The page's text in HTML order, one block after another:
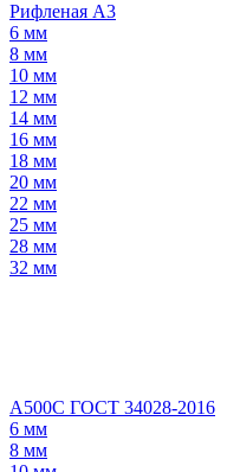
Рифленая А3
6 мм
8 мм
10 мм
12 мм
14 мм
16 мм
18 мм
20 мм
22 мм
25 мм
28 мм
32 мм
А500С ГОСТ 34028-2016
6 мм
8 мм